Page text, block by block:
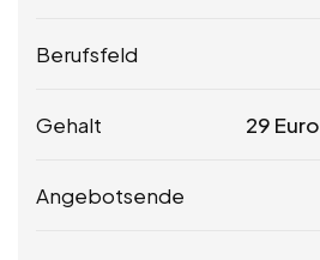
Berufsfeld
Gehalt 29 Euro
Angebotsende